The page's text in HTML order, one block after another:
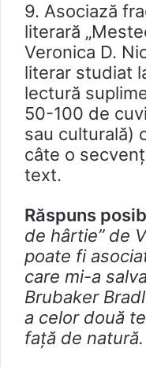
9. Asociază
literară
Veronica D.
literar studiat
lectură
50-100 de
sau culturală)
câte o
text.
Răspuns
de hârtie” de
poate fi
care mi-a
Brubaker
a celor două
față de natură.